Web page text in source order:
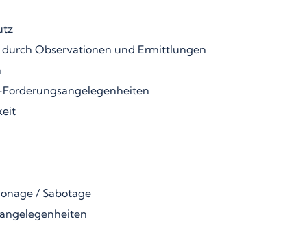
Observationen und Ermittlungen
/ Sabotage